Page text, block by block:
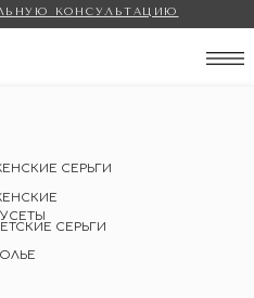
КОНСУЛЬТАЦИЮ
СЕРЬГИ
СЕРЬГИ